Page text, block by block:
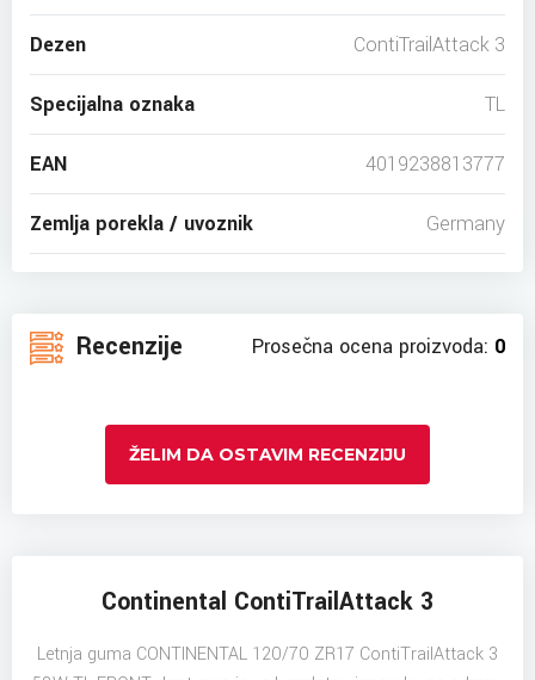
Dezen ContiTrailAttack 3
Specijalna oznaka TL
EAN 4019238813777
Zemlja porekla / uvoznik Germany
Recenzije Prosečna ocena proizvoda: 0
ŽELIM DA OSTAVIM RECENZIJU
Continental ContiTrailAttack 3
Letnja guma CONTINENTAL 120/70 ZR17 ContiTrailAttack 3